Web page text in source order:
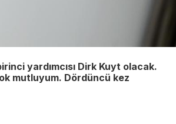
yardımcısı Dirk Kuyt olacak.
mutluyum. Dördüncü kez